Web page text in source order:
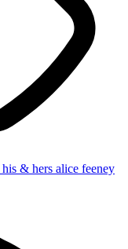
his & hers alice feeney